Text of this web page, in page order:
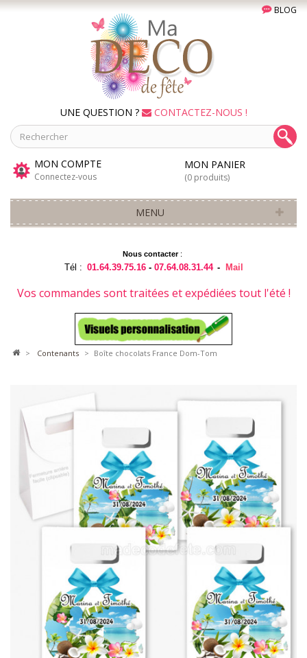
BLOG
UNE QUESTION ? CONTACTEZ-NOUS !
MON COMPTE
Connectez-vous
MON PANIER
(0 produits)
MENU
Nous contacter:
Tél : 01.64.39.75.16 -07.64.08.31.44 - Mail
Vos commandes sont traitées et expédiées tout l'été !
> contenants > Boîte chocolats France Dom-Tom